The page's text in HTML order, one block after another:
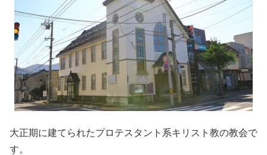
大正期に建てられたプロテスタント系キリスト教の教会で
す。